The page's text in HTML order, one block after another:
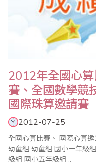
2012年全國心
賽、全國數學競
國際珠算邀請賽
2012-07-25
全國心算比賽、 國際心算邀請賽 成績公告 海外A組 海外B組 海外
幼童組 幼童組 國小一年級組 國小二年級組 國小三年級組 國小四年
級組 國小五年級組 ..